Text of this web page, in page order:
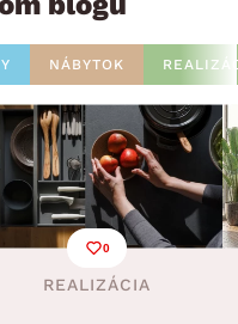
NÁBYTOK
0
REALIZÁCIA